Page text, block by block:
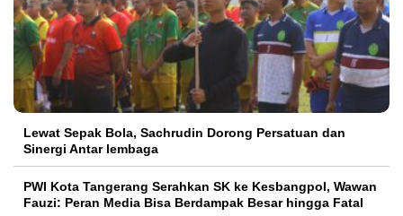
Lewat Sepak Bola, Sachrudin Dorong Persatuan dan
Sinergi Antar lembaga
PWI Kota Tangerang Serahkan SK ke Kesbangpol, Wawan
Fauzi: Peran Media Bisa Berdampak Besar hingga Fatal